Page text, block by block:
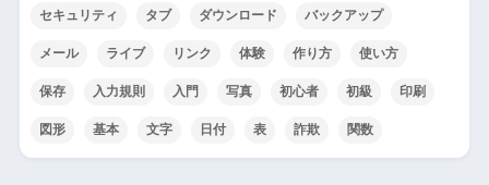
セキュリティ タブ ダウンロード バックアップ
メール ライブ リンク 体験 作り方 使い方
保存 入力規則 入門 写真 初心者 初級 印刷
図形 基本 文字 日付 表 詐欺 関数